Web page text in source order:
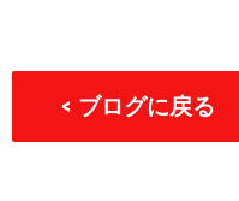
< ブログに戻る